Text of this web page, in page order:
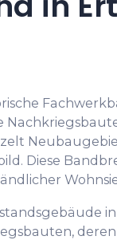
Diese